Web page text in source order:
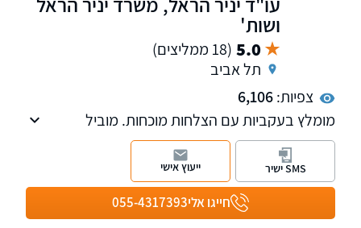
במשפטים.ושות'
5.0 (18 ממליצים)
תל אביב
צפיות:6,106
מומלץ בעקביות עם הצלחות מוכחות. מוביל
בהשגת פיצויים מקסימליים עם 24 שנות ניסיון. פנו
אלינו לקבלת ייעוץ ראשוני והערכת סיכוי. עו"ד יניר
הראל הינו מחבר הספר "דיני הראיות בתביעות
ביטוח ופלת"ד" ומדורג ע"י דנס 100 כעורך דין
מוביל בתחום הביטוח.
חייגו אלי055-4317393
SMS ישיר ייעוץ אישי